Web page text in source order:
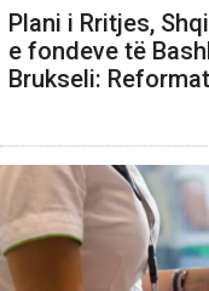
Plani i Rritjes,
e fondeve të
Brukseli: